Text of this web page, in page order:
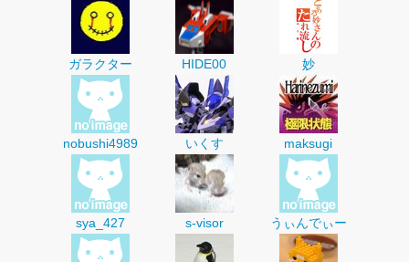
ガラクター HIDE00 妙
nobushi4989 いくす maksugi
sya_427 s-visor うぃんでぃー